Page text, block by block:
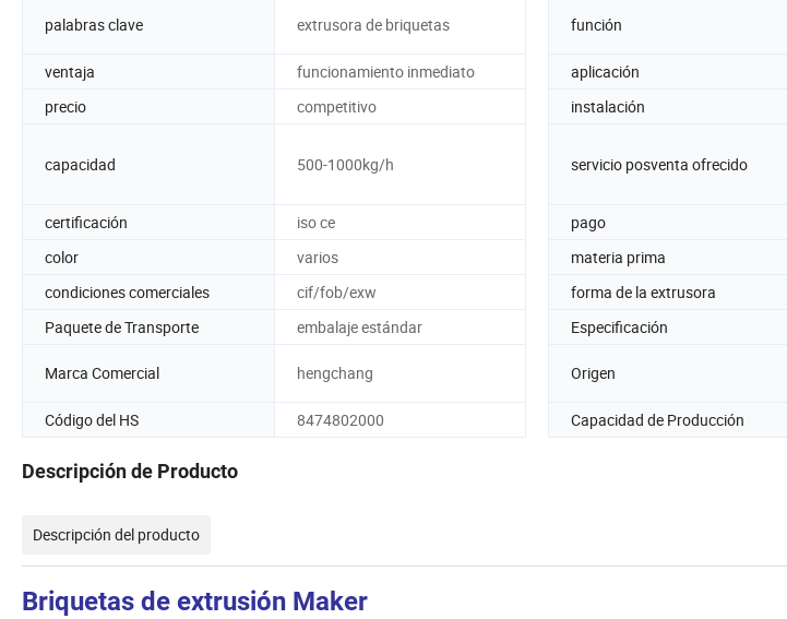
palabras clave extrusora de briquetas función
ventaja
funcionamiento inmediato aplicación
precio
competitivo instalación
capacidad 500-1000kg/h servicio posventa ofrecido
certificación
iso ce pago
color
varios materia prima
condiciones comerciales
cif/fob/exw forma de la extrusora
Paquete de Transporte
embalaje estándar Especificación
Marca Comercial hengchang Origen
Código del HS
8474802000 Capacidad de Producción
Descripción de Producto
Descripción del producto
Briquetas de extrusión Maker